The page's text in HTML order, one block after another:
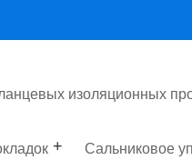
изоляционных
Сальниковое